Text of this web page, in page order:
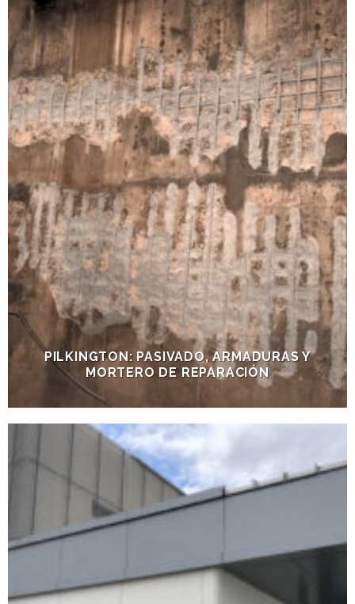
PILKINGTON: PASIVADO, ARMADURAS Y
MORTERO DE REPARACIÓN